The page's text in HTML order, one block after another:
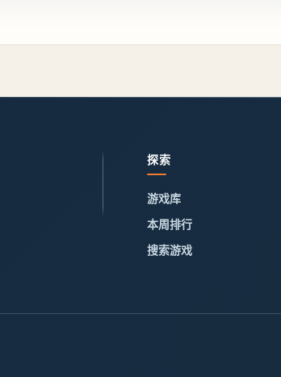
探索
游戏库
本周排行
搜索游戏